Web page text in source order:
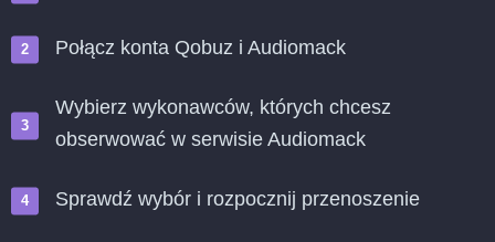
Połącz konta Qobuz i Audiomack
Wybierz wykonawców, których chcesz
obserwować w serwisie Audiomack
Sprawdź wybór i rozpocznij przenoszenie